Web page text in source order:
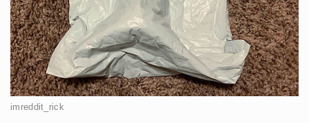
imreddit_rick